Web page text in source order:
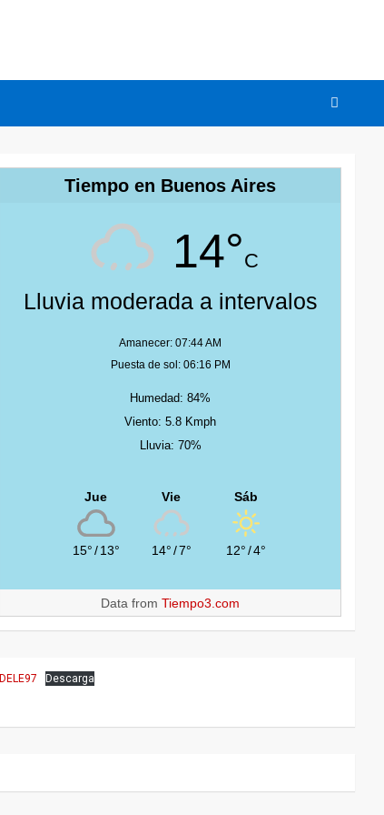
Tiempo en Buenos Aires
14°C
Lluvia moderada a intervalos
Amanecer: 07:44 AM
Puesta de sol: 06:16 PM
Humedad: 84%
Viento: 5.8 Kmph
Lluvia: 70%
Jue
15°/ 13°
Vie
14°/7°
Sáb
12°/4°
Data fromTiempo3.com
DELE97 Descarga